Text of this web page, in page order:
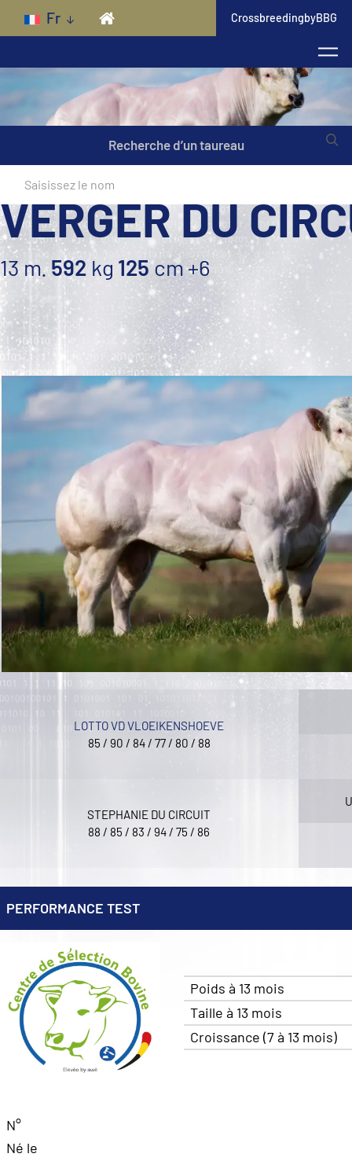
Skip to main content
Fr CrossbreedingbyBBG
Recherche d’un taureau
VERGER DU
13 m.592 kg 125cm +6
LOTTO VD VLOEIKENSHOEVE
85 / 90 / 84 / 77 / 80 / 88
STEPHANIE DU CIRCUIT
88 / 85 / 83 / 94 / 75 / 86
PERFORMANCE TEST
Poids à 13 mois
Taille à 13 mois
Croissance (7 à 13 mois)
N°
Né le